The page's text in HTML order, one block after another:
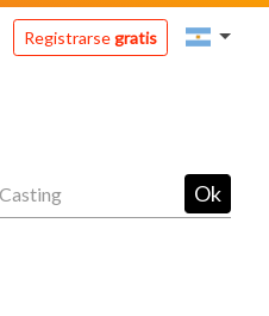
Registrarsegratis
Ok